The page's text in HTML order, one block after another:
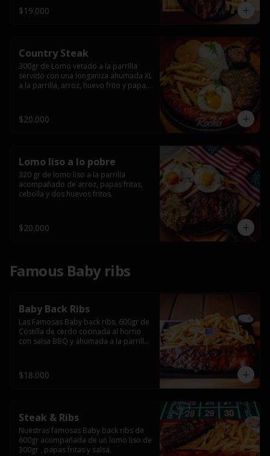
$19.000
Country Steak
300gr de Lomo vetado a la parrilla
servido con una longaniza ahumada XL
a la parrilla, arroz, huevo frito y papas
$20.000
Lomo liso a lo pobre
320 gr de lomo liso a la parrilla
acompañado de arroz, papas fritas,
cebolla y dos huevos fritos.
$20.000
Famous Baby ribs
Baby Back Ribs
Las Famosas Baby back ribs, 600gr de
Costilla de cerdo cocinada al horno
con salsa BBQ y ahumada a la parrilla
$18.000
Steak & Ribs
Nuestras famosas Baby back ribs de
600gr acompañada de un lomo liso de
300gr , papas fritas y salsa.